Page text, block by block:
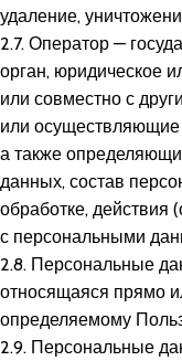
удаление,
2.7. Оператор —
орган, юридическое
или совместно с
или осуществляющие
а также
данных, состав
обработке,
с персональными
2.8. Персональные
относящаяся прямо
определяемому
2.9. Персональные